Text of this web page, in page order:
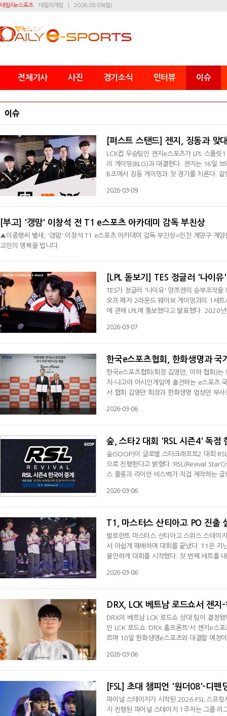
데일리e스포츠 데일리게임 2026.08.09(일)
전체기사 사진 경기소식 인터뷰 이슈
이슈
[퍼스트 스탠드] 젠지, 징동과 맞
LCK컵 우승팀인 젠지e스포츠가 LPL 스플릿
리 게이밍(BLG)과 대결한다. 젠지는 16일
B조에서 징동 게이밍과 첫 경기를 치른다.
결승까지 올랐지만, 젠지에 0대3으로 패했
2026-03-09
[부고] '갱맘' 이창석 전 T1 e스포츠 아카데미 감독 부친상
▲이종행씨 별세, '갱맘' 이창석 T1 e스포츠 아카데미 감독 부친상=인천 계양구
고인의 명복을 빕니다.
2026-03-08
[LPL 돋보기] TES 정글러 '나이
TES가 정글러 '나이유' 양쯔젠의 승부조작을
오프 패자 2라운드 웨이보 게이밍과의 1세
에 관해 LPL에 통보했다고 발표했다. 2020
게 됐다. TES는 "대회 공정성에 영향을 미치
2026-03-07
한국e스포츠협회, 한화생명과 국
한국e스포츠협회(회장 김영만, 이하 협회)
치-나고야 아시안게임에 출전하는 e스포츠
서 협회 김영만 회장과 한화생명 엄성민 부
명은 이번 후원 계약을 통해 9개 메달 종목
2026-03-06
숲, 스타2 대회 'RSL 시즌4' 독점
숲(SOOP)이 글로벌 스타크래프트2 대회
으로 진행한다고 밝혔다.'RSL(Revival
스 플롯과 라이언 비스벡가 직접 제작하는
오후 7시에 진행된다. 시즌4에는 RSL 오프
2026-03-06
T1, 마스터스 산티아고 PO 진출
발로란트 마스터스 산티아고 스위스 스테이
서 아쉽게 패배하며 대회를 끝냈다. T1은 지
불안하게 대회를 시작했다. 첫 번째 세트를
중력을 유지한 TL에게 승리를 내주고 말았
2026-03-06
DRX, LCK 베트남 로드쇼서 젠지
DRX의 베트남 LCK 로드쇼 상대 팀이 결정
인 LCK 로드쇼 'DRX 홈프론트'서 젠지e스
르며 10일 한화생명e스포츠와 대결할 예정
두 팀 모두 베트남과 연관이 있는데 젠지는
2026-03-06
[FSL] 초대 챔피언 '원더08'-디
파이널 스테이지가 시작된 2026 FSL 스프
지 진행된 파이널 스테이지 1주차는 그룹